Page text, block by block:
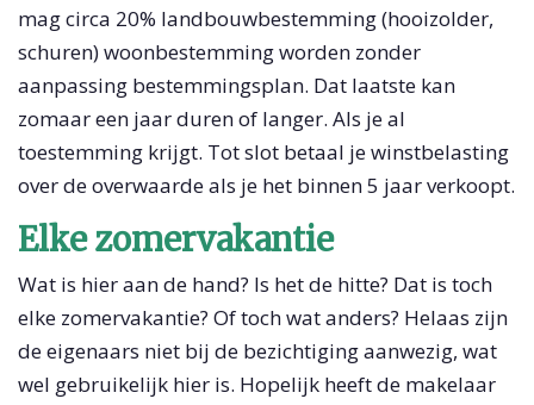
mag circa 20% landbouwbestemming (hooizolder,
schuren) woonbestemming worden zonder
aanpassing bestemmingsplan. Dat laatste kan
zomaar een jaar duren of langer. Als je al
toestemming krijgt. Tot slot betaal je winstbelasting
over de overwaarde als je het binnen 5 jaar verkoopt.
Elke zomervakantie
Wat is hier aan de hand? Is het de hitte? Dat is toch
elke zomervakantie? Of toch wat anders? Helaas zijn
de eigenaars niet bij de bezichtiging aanwezig, wat
wel gebruikelijk hier is. Hopelijk heeft de makelaar